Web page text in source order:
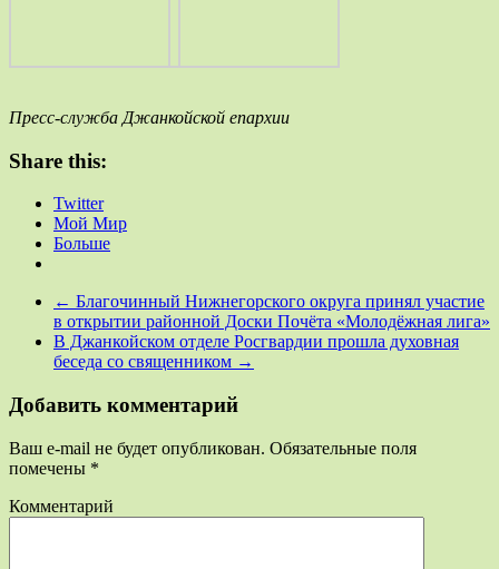
Пресс-служба Джанкойской епархии
Share this:
Twitter
Мой Мир
Больше
← Благочинный Нижнегорского округа принял участие
в открытии районной Доски Почёта «Молодёжная лига»
В Джанкойском отделе Росгвардии прошла духовная
беседа со священником →
Добавить комментарий
Ваш e-mail не будет опубликован. Обязательные поля
помечены *
Комментарий